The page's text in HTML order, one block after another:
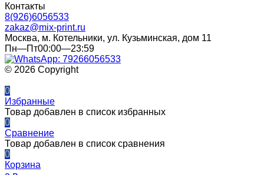
Контакты
8(926)6056533
zakaz@mix-print.ru
Москва, м. Котельники, ул. Кузьминская, дом 11
Пн—Пт00:00—23:59
© 2026 Copyright
0
Избранные
Товар добавлен в список избранных
0
Сравнение
Товар добавлен в список сравнения
0
Корзина